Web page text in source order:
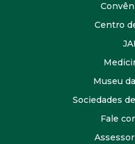
Centro
Museu
Sociedades
Fale